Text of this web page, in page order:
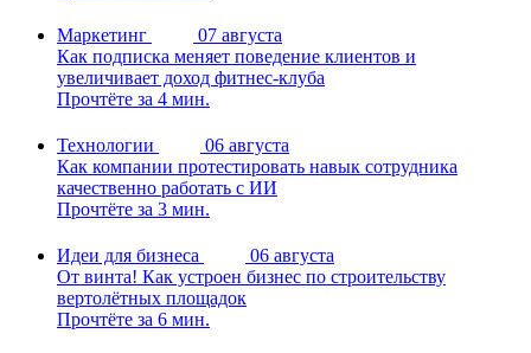
Маркетинг
07 августа
Как подписка меняет поведение клиентов и
увеличивает доход фитнес-клуба
Прочтёте за 4 мин.
Технологии
06 августа
Как компании протестировать навык сотрудника
качественно работать с ИИ
Прочтёте за 3 мин.
Идеи для бизнеса
06 августа
От винта! Как устроен бизнес по строительству
вертолётных площадок
Прочтёте за 6 мин.